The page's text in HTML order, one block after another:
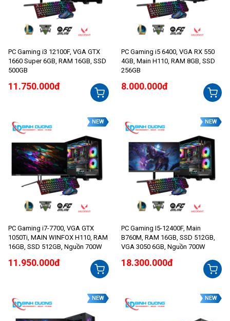
PC Gaming i3 12100F, VGA GTX
1660 Super 6GB, RAM 16GB, SSD
500GB
11.750.000đ
PC Gaming i5 6400, VGA RX 550
4GB, Main H110, RAM 8GB, SSD
256GB
8.000.000đ
NEW
PC Gaming i7-7700, VGA GTX
1050Ti, MAIN WINFOX H110, RAM
16GB, SSD 512GB, Nguồn 700W
11.950.000đ
NEW
PC Gaming I5-12400F, Main
B760M, RAM 16GB, SSD 512GB,
VGA 3050 6GB, Nguồn 700W
18.300.000đ
NEW NEW